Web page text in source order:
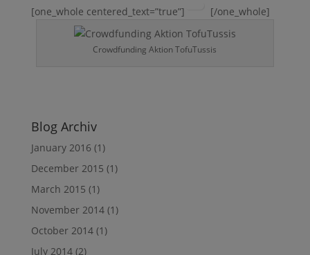
[one_whole centered_text=”true”] [/one_whole]
Crowdfunding Aktion TofuTussis
Blog Archiv
January 2016 (1)
December 2015 (1)
March 2015 (1)
November 2014(1)
October 2014(1)
July 2014(2)